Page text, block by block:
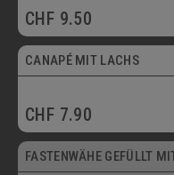
CHF 9.50
CANAPÉ MIT LACHS
CHF 7.90
FASTENWÄHE GEFÜLLT